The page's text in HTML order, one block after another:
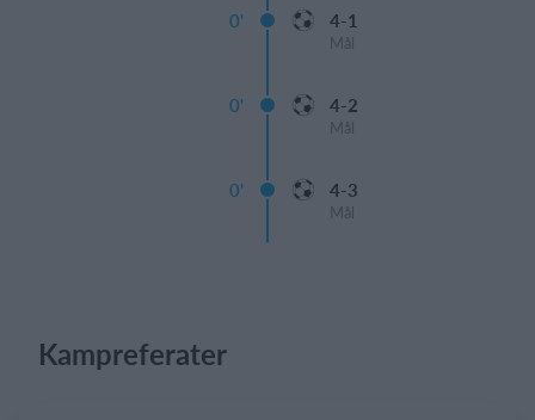
0' 4-1
Mål
0' 4-2
Mål
0' 4-3
Mål
Kampreferater